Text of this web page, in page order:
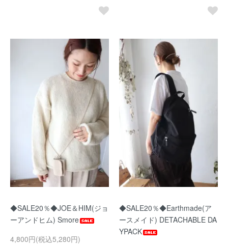
◆SALE20％◆JOE＆HIM(ジョ
ーアンドヒム) Smore
4,800円(税込5,280円)
◆SALE20％◆Earthmade(ア
ースメイド) DETACHABLE DA
YPACK